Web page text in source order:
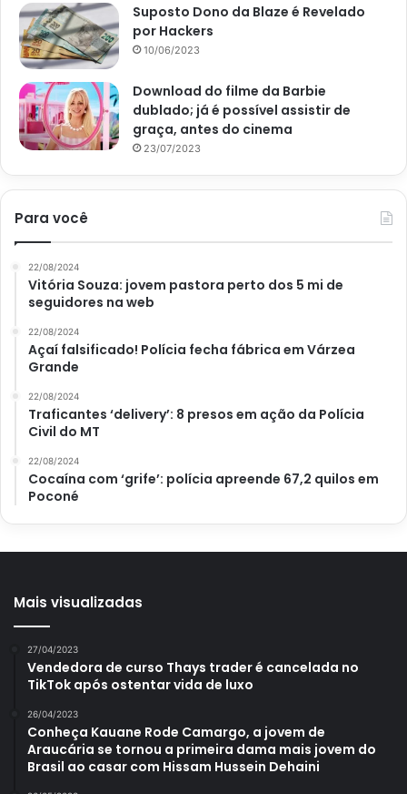
Essa receita de batata recheada é saborosa e muito fácil de fazer;
Modo de preparo
Preparar essa receita é muito simples e não gera
desperdícios, já que, nenhuma parte da batata é
desperdiçada. Então, para começar, cozinhe a batata, com
vapor, assim perde-se menos nutrientes.
lave em água fria e corte ao meio. Em seguida, retire a
polpa da batata, pique em cubos e junte o tempero fresco,
o azeite, o requeijão, as azeitonas e os ovos picados e
Agora, recheie as batatas e leve ao forno pré-aquecido a
orégano e já pode servir e saborear.
Suposto Dono da Blaze é Revelado
por Hackers
10/06/2023
Download do filme da Barbie
dublado; já é possível assistir de
graça, antes do cinema
23/07/2023
Para você
22/08/2024
Vitória Souza: jovem pastora perto dos 5 mi de
seguidores na web
22/08/2024
Açaí falsificado! Polícia fecha fábrica em Várzea
Grande
22/08/2024
Traficantes ‘delivery’: 8 presos em ação da Polícia
Civil do MT
22/08/2024
Cocaína com ‘grife’: polícia apreende 67,2 quilos em
Poconé
Mais visualizadas
27/04/2023
Vendedora de curso Thays trader é cancelada no
TikTok após ostentar vida de luxo
26/04/2023
Conheça Kauane Rode Camargo, a jovem de
Araucária se tornou a primeira dama mais jovem do
Brasil ao casar com Hissam Hussein Dehaini